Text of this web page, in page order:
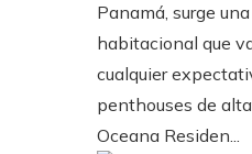
Panamá, surge
habitacional que
cualquier
penthouses de
Oceana Residen...